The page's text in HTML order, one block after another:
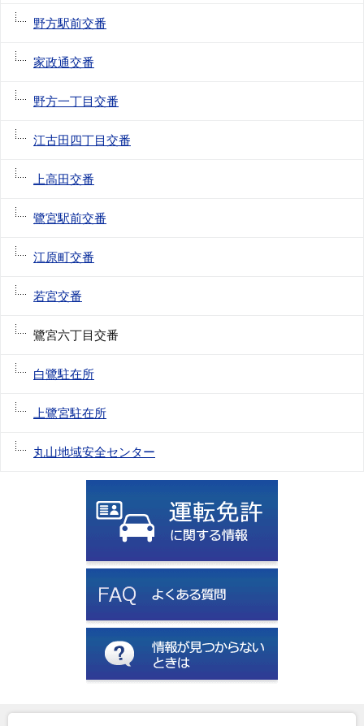
野方駅前交番
家政通交番
野方一丁目交番
江古田四丁目交番
上高田交番
鷺宮駅前交番
江原町交番
若宮交番
鷺宮六丁目交番
白鷺駐在所
上鷺宮駐在所
丸山地域安全センター